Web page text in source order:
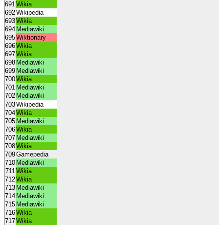
691Wikia
692Wikipedia
693Wikia
694 Mediawiki
695Wiktionary
696Wikia
697Wikia
698 Mediawiki
699 Mediawiki
700Wikia
701 Mediawiki
702 Mediawiki
703Wikipedia
704Wikia
705 Mediawiki
706Wikia
707 Mediawiki
708Wikia
709Gamepedia
710 Mediawiki
711Wikia
712Wikia
713 Mediawiki
714 Mediawiki
715 Mediawiki
716Wikia
717Wikia